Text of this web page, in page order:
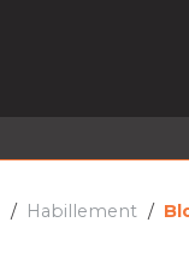
Habillement